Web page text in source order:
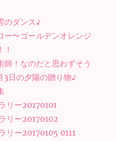
のダンス♪
ー〜ゴールデンオレンジ
師！なのだと思わずそう
3日の夕陽の贈り物♪
リー20170101
リー20170102
リー20170105 0111